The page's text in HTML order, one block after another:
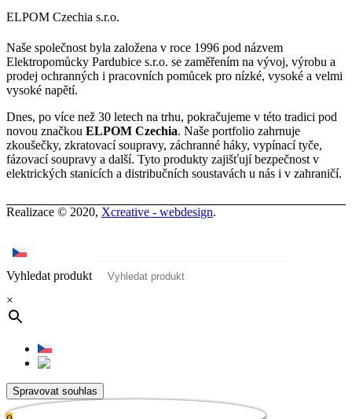
ELPOM Czechia s.r.o.
Naše společnost byla založena v roce 1996 pod názvem
Elektropomůcky Pardubice s.r.o. se zaměřením na vývoj, výrobu a
prodej ochranných i pracovních pomůcek pro nízké, vysoké a velmi
vysoké napětí.
Dnes, po více než 30 letech na trhu, pokračujeme v této tradici pod
novou značkou ELPOM Czechia. Naše portfolio zahrnuje
zkoušečky, zkratovací soupravy, záchranné háky, vypínací tyče,
fázovací soupravy a další. Tyto produkty zajišťují bezpečnost v
elektrických stanicích a distribučních soustavách u nás i v zahraničí.
Realizace © 2020, Xcreative - webdesign.
Vyhledat produkt
×
Spravovat souhlas